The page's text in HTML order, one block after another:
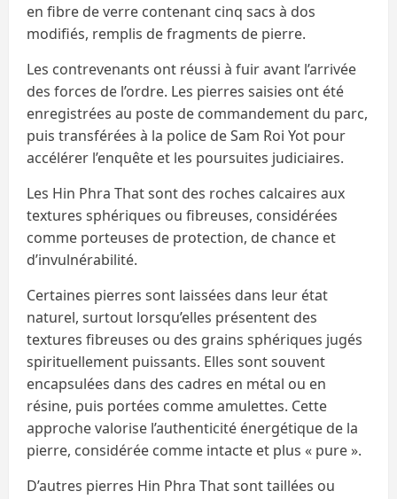
en fibre de verre contenant cinq sacs à dos
modifiés, remplis de fragments de pierre.
Les contrevenants ont réussi à fuir avant l’arrivée
des forces de l’ordre. Les pierres saisies ont été
enregistrées au poste de commandement du parc,
puis transférées à la police de Sam Roi Yot pour
accélérer l’enquête et les poursuites judiciaires.
Les Hin Phra That sont des roches calcaires aux
textures sphériques ou fibreuses, considérées
comme porteuses de protection, de chance et
d’invulnérabilité.
Certaines pierres sont laissées dans leur état
naturel, surtout lorsqu’elles présentent des
textures fibreuses ou des grains sphériques jugés
spirituellement puissants. Elles sont souvent
encapsulées dans des cadres en métal ou en
résine, puis portées comme amulettes. Cette
approche valorise l’authenticité énergétique de la
pierre, considérée comme intacte et plus « pure ».
D’autres pierres Hin Phra That sont taillées ou